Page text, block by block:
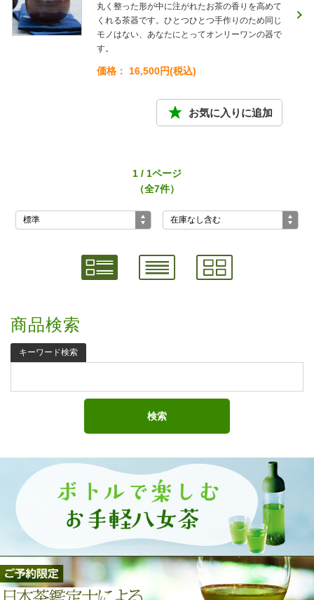
丸く整った形が中に注がれたお茶の香りを高めて
くれる茶器です。ひとつひとつ手作りのため同じ
モノはない、あなたにとってオンリーワンの器で
す。
価格： 16,500円(税込)
1 / 1ページ
（全7件）
商品検索
キーワード検索